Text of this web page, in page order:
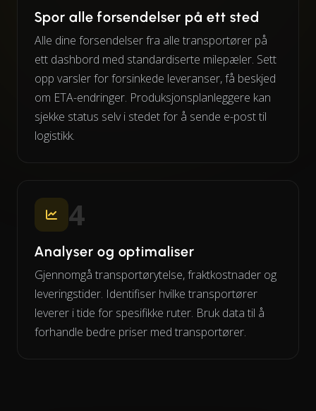
Spor alle forsendelser på ett sted
Alle dine forsendelser fra alle transportører på
ett dashbord med standardiserte milepæler. Sett
opp varsler for forsinkede leveranser, få beskjed
om ETA-endringer. Produksjonsplanleggere kan
sjekke status selv i stedet for å sende e-post til
logistikk.
4
Analyser og optimaliser
Gjennomgå transportørytelse, fraktkostnader og
leveringstider. Identifiser hvilke transportører
leverer i tide for spesifikke ruter. Bruk data til å
forhandle bedre priser med transportører.